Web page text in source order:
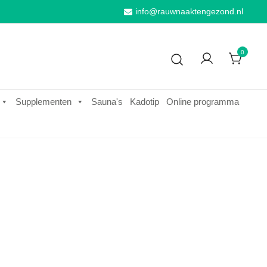
info@rauwnaaktengezond.nl
0
Supplementen Sauna's Kadotip Online programma